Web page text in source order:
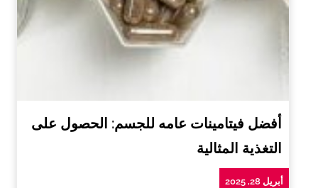
أفضل فيتامينات عامه للجسم: الحصول على
التغذية المثالية
أبريل 28, 2025